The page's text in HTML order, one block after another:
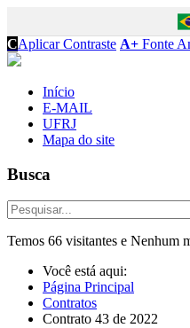
CAplicar Contraste A+ Fonte
Início
E-MAIL
UFRJ
Mapa do site
Busca
Temos 66 visitantes e Nenhum
Você está aqui:
Página Principal
Contratos
Contrato 43 de 2022